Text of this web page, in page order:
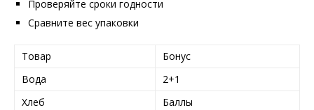
Проверяйте сроки годности
Сравните вес упаковки
Товар
Бонус
Вода
2+1
Хлеб
Баллы